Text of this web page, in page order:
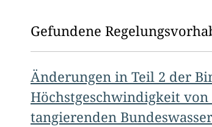
Gefundene
Änderungen in Teil 2 der
Höchstgeschwindigkeit
tangierenden